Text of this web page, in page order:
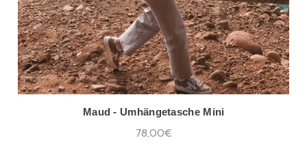
Maud - Umhängetasche Mini
78,00€